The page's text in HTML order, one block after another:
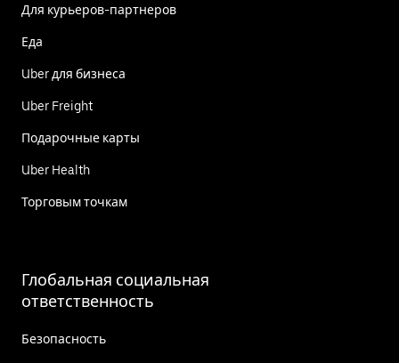
Для курьеров-партнеров
Еда
Uber для бизнеса
Uber Freight
Подарочные карты
Uber Health
Торговым точкам
Глобальная социальная
ответственность
Безопасность